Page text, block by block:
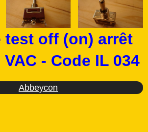
test off (on) arrêt
VAC - Code IL 034
Abbeycon